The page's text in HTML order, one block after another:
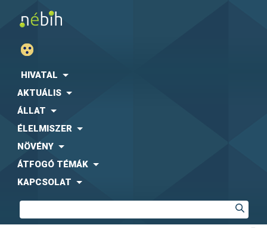
HIVATAL
AKTUÁLIS
ÁLLAT
ÉLELMISZER
NÖVÉNY
ÁTFOGÓ TÉMÁK
KAPCSOLAT